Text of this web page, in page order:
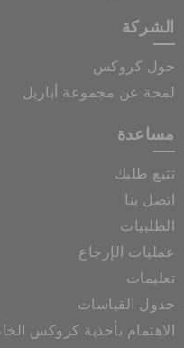
الشركة
حول كروكس
لمحة عن مجموعة أباريل
مساعدة
تتبع طلبك
اتصل بنا
الطلبيات
عمليات الإرجاع
تعليمات
جدول القياسات
الاهتمام بأحذية كروكس